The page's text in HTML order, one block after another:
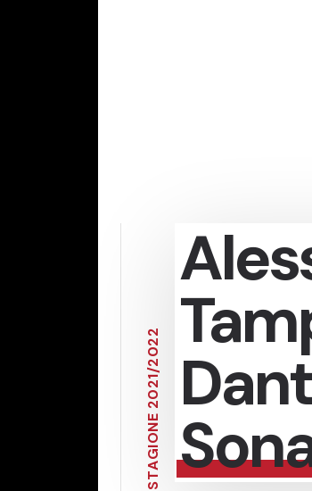
S
T
A
G
I
O
N
E
2
0
2
1
/
2
0
2
2